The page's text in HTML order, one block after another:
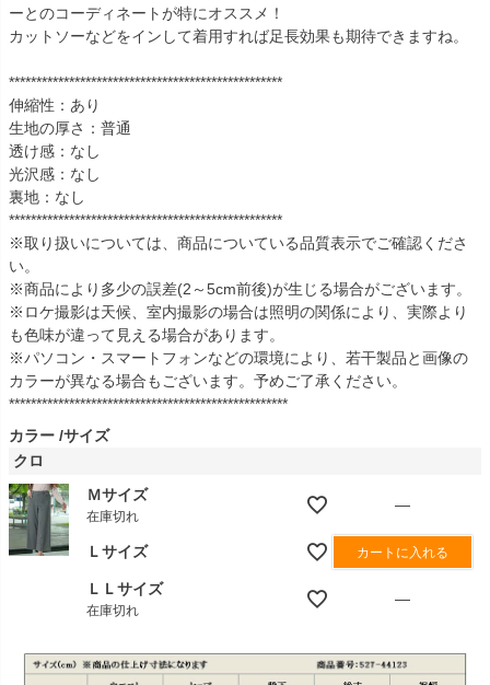
ーとのコーディネートが特にオススメ！
カットソーなどをインして着用すれば足長効果も期待できますね。
**************************************************
伸縮性：あり
生地の厚さ：普通
透け感：なし
光沢感：なし
裏地：なし
**************************************************
※取り扱いについては、商品についている品質表示でご確認くださ
い。
※商品により多少の誤差(2～5cm前後)が生じる場合がございます。
※ロケ撮影は天候、室内撮影の場合は照明の関係により、実際より
も色味が違って見える場合があります。
※パソコン・スマートフォンなどの環境により、若干製品と画像の
カラーが異なる場合もございます。予めご了承ください。
***************************************************
カラー サイズ
クロ
Ｍサイズ
在庫切れ
—
Ｌサイズ カートに入れる
ＬＬサイズ
在庫切れ
—